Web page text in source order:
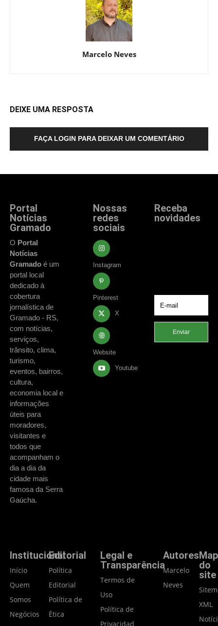
Marcelo Neves
DEIXE UMA RESPOSTA
FAÇA LOGIN PARA DEIXAR UM COMENTÁRIO
Portal
Notícias
Gramado
O Portal
Notícias
Gramado é um
portal local
dedicado à
cobertura
jornalística de
Gramado - RS,
com notícias,
serviços,
trânsito, clima,
turismo,
eventos, bairros,
cultura,
economia local e
informações
úteis para
moradores,
visitantes e
todos que
acompanham o
dia a dia da
cidade mais
famosa da Serra
Gaúcha.
Nossas
redes
sociais
Instagram
Pinterest
X
Website
Youtube
Receba
novidades
Enviar
Institucional
Início
Quem
Somos
Negócios
Editorial
Política
Editorial
Política de
Ética
Legal e
Transparência
Termos de
Uso
Política de
Privacidade
Autores
Marcelo
Neves
do
site
XML